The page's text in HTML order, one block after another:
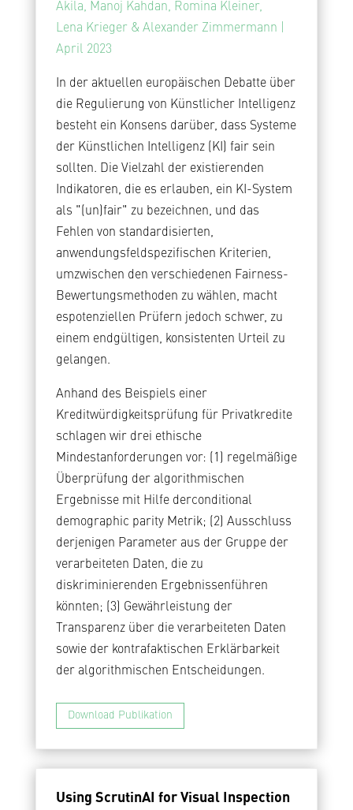
Akila, Manoj Kahdan, Romina Kleiner,
Lena Krieger & Alexander Zimmermann |
April 2023
In der aktuellen europäischen Debatte über
die Regulierung von Künstlicher Intelligenz
besteht ein Konsens darüber, dass Systeme
der Künstlichen Intelligenz (KI) fair sein
sollten. Die Vielzahl der existierenden
Indikatoren, die es erlauben, ein KI-System
als "(un)fair" zu bezeichnen, und das
Fehlen von standardisierten,
anwendungsfeldspezifischen Kriterien,
umzwischen den verschiedenen Fairness-
Bewertungsmethoden zu wählen, macht
espotenziellen Prüfern jedoch schwer, zu
einem endgültigen, konsistenten Urteil zu
gelangen.
Anhand des Beispiels einer
Kreditwürdigkeitsprüfung für Privatkredite
schlagen wir drei ethische
Mindestanforderungen vor: (1) regelmäßige
Überprüfung der algorithmischen
Ergebnisse mit Hilfe derconditional
demographic parity Metrik; (2) Ausschluss
derjenigen Parameter aus der Gruppe der
verarbeiteten Daten, die zu
diskriminierenden Ergebnissenführen
könnten; (3) Gewährleistung der
Transparenz über die verarbeiteten Daten
sowie der kontrafaktischen Erklärbarkeit
der algorithmischen Entscheidungen.
Download Publikation
Using ScrutinAI for Visual Inspection